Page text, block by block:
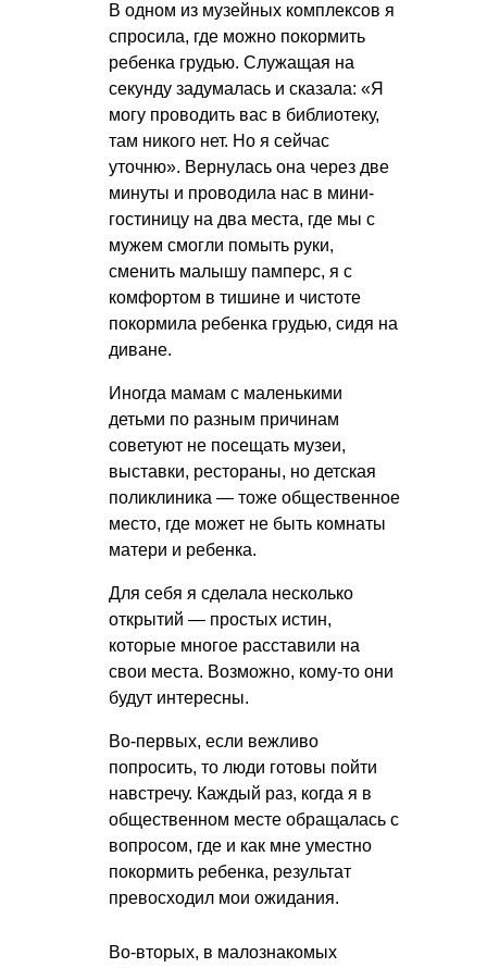
В одном из музейных комплексов я
спросила, где можно покормить
ребенка грудью. Служащая на
секунду задумалась и сказала: «Я
могу проводить вас в библиотеку,
там никого нет. Но я сейчас
уточню». Вернулась она через две
минуты и проводила нас в мини-
гостиницу на два места, где мы с
мужем смогли помыть руки,
сменить малышу памперс, я с
комфортом в тишине и чистоте
покормила ребенка грудью, сидя на
диване.
Иногда мамам с маленькими
детьми по разным причинам
советуют не посещать музеи,
выставки, рестораны, но детская
поликлиника — тоже общественное
место, где может не быть комнаты
матери и ребенка.
Для себя я сделала несколько
открытий — простых истин,
которые многое расставили на
свои места. Возможно, кому-то они
будут интересны.
Во-первых, если вежливо
попросить, то люди готовы пойти
навстречу. Каждый раз, когда я в
общественном месте обращалась с
вопросом, где и как мне уместно
покормить ребенка, результат
превосходил мои ожидания.
Во-вторых, в малознакомых